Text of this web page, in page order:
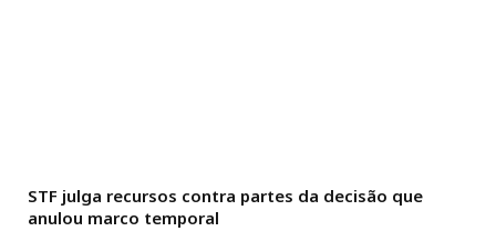
STF julga recursos contra partes da decisão que
anulou marco temporal